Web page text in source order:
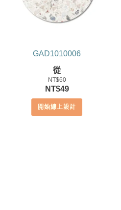
GAD1010006
從
NT$60
原
始
價
NT$49目
前
價
開始線上設計